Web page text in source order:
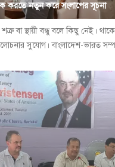
করতে নতুন করে সংলাপের সূচনা
বা স্থায়ী বন্ধু বলে কিছু নেই।
সুযোগ। বাংলাদেশ-ভারত